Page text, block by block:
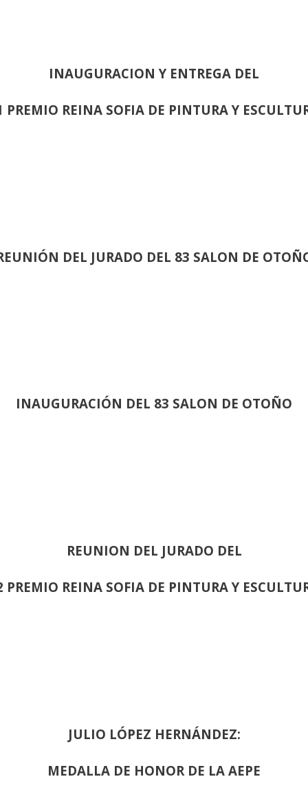
INAUGURACION Y ENTREGA DEL
PREMIO REINA SOFIA DE PINTURA Y
DEL JURADO DEL 83 SALON DE
INAUGURACIÓN DEL 83 SALON DE OTOÑO
REUNION DEL JURADO DEL
PREMIO REINA SOFIA DE PINTURA Y
JULIO LÓPEZ HERNÁNDEZ:
MEDALLA DE HONOR DE LA AEPE